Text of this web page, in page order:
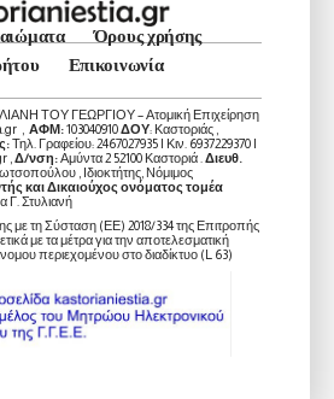
Όρους χρήσης
Επικοινωνία
ΤΟΥ ΓΕΩΡΓΙΟΥ – Ατομική Επιχείρηση
, ΑΦΜ:103040910ΔΟΥ: Καστοριάς ,
Τηλ. Γραφείου: 2467027935 | Κιν. 6937229370 |
, Δ/νση:Αμύντα 2 52100 Καστοριά . Διευθ.
, Ιδιοκτήτης, Νόμιμος
και Δικαιούχος ονόματος τομέα
Γ. Στυλιανή
τη Σύσταση (ΕΕ) 2018/334 της Επιτροπής
με τα μέτρα για την αποτελεσματική
περιεχομένου στο διαδίκτυο (L 63)